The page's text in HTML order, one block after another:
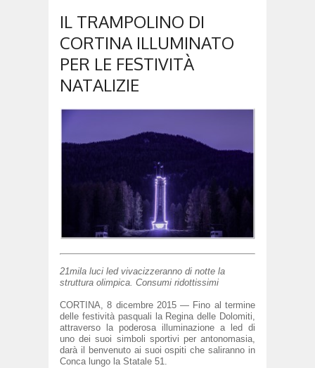
IL TRAMPOLINO DI
CORTINA ILLUMINATO
PER LE FESTIVITÀ
NATALIZIE
21mila luci led vivacizzeranno di notte la
struttura olimpica. Consumi ridottissimi
CORTINA, 8 dicembre 2015 — Fino al termine
delle festività pasquali la Regina delle Dolomiti,
attraverso la poderosa illuminazione a led di
uno dei suoi simboli sportivi per antonomasia,
darà il benvenuto ai suoi ospiti che saliranno in
Conca lungo la Statale 51.